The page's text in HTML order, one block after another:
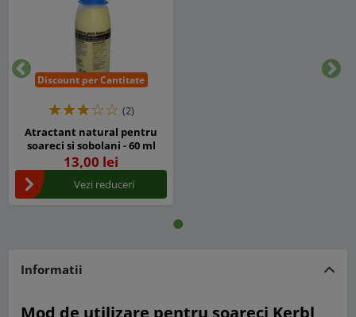
Discount per Cantitate
(2)
Atractant natural pentru
soareci si sobolani - 60 ml
13,00 lei
Vezi reduceri
Inapoi
Informatii